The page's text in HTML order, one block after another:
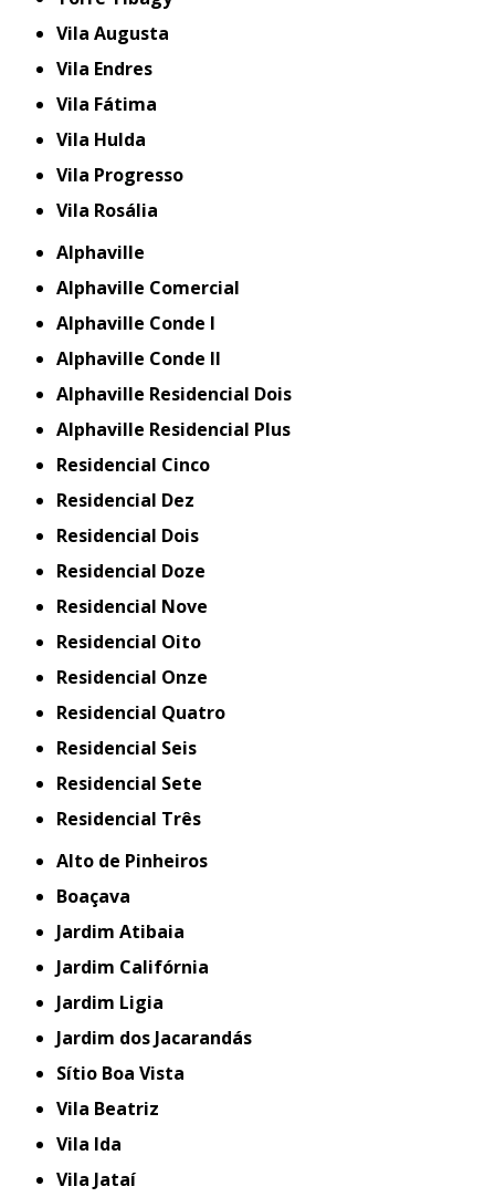
Vila Augusta
Vila Endres
Vila Fátima
Vila Hulda
Vila Progresso
Vila Rosália
Alphaville
Alphaville Comercial
Alphaville Conde I
Alphaville Conde II
Alphaville Residencial Dois
Alphaville Residencial Plus
Residencial Cinco
Residencial Dez
Residencial Dois
Residencial Doze
Residencial Nove
Residencial Oito
Residencial Onze
Residencial Quatro
Residencial Seis
Residencial Sete
Residencial Três
Alto de Pinheiros
Boaçava
Jardim Atibaia
Jardim Califórnia
Jardim Ligia
Jardim dos Jacarandás
Sítio Boa Vista
Vila Beatriz
Vila Ida
Vila Jataí